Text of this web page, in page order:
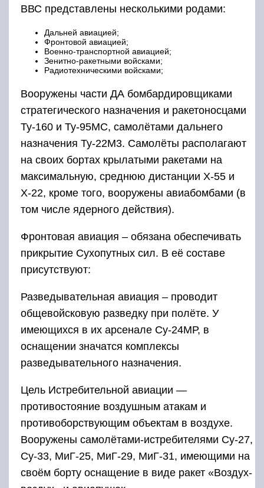
ВВС представлены несколькими родами:
Дальней авиацией;
Фронтовой авиацией;
Военно-транспортной авиацией;
Зенитно-ракетными войсками;
Радиотехническими войсками;
Вооружены части ДА бомбардировщиками
стратегического назначения и ракетоносцами
Ту-160 и Ту-95МС, самолётами дальнего
назначения Ту-22М3. Самолёты располагают
на своих бортах крылатыми ракетами на
максимальную, среднюю дистанции Х-55 и
Х-22, кроме того, вооружены авиабомбами (в
том числе ядерного действия).
Фронтовая авиация – обязана обеспечивать
прикрытие Сухопутных сил. В её составе
присутствуют:
Разведывательная авиация – проводит
общевойсковую разведку при полёте. У
имеющихся в их арсенале Су-24МР, в
оснащении значатся комплексы
разведывательного назначения.
Цель Истребительной авиации —
противостояние воздушным атакам и
противоборствующим объектам в воздухе.
Вооружены самолётами-истребителями Су-27,
Су-33, МиГ-25, МиГ-29, МиГ-31, имеющими на
своём борту оснащение в виде ракет «Воздух-